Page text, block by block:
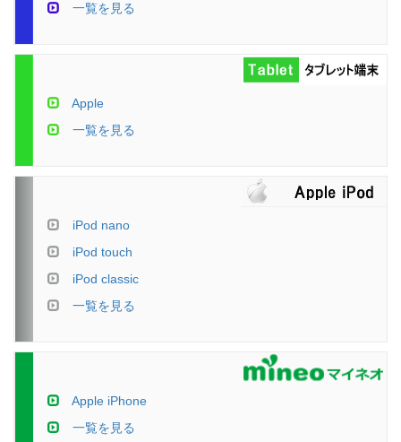
一覧を見る
Apple
一覧を見る
iPod nano
iPod touch
iPod classic
一覧を見る
Apple iPhone
一覧を見る